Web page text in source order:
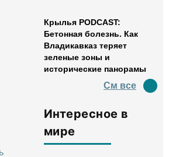
Крылья PODCAST:
Бетонная болезнь. Как
Владикавказ теряет
зеленые зоны и
исторические панорамы
См все
Интересное в
мире